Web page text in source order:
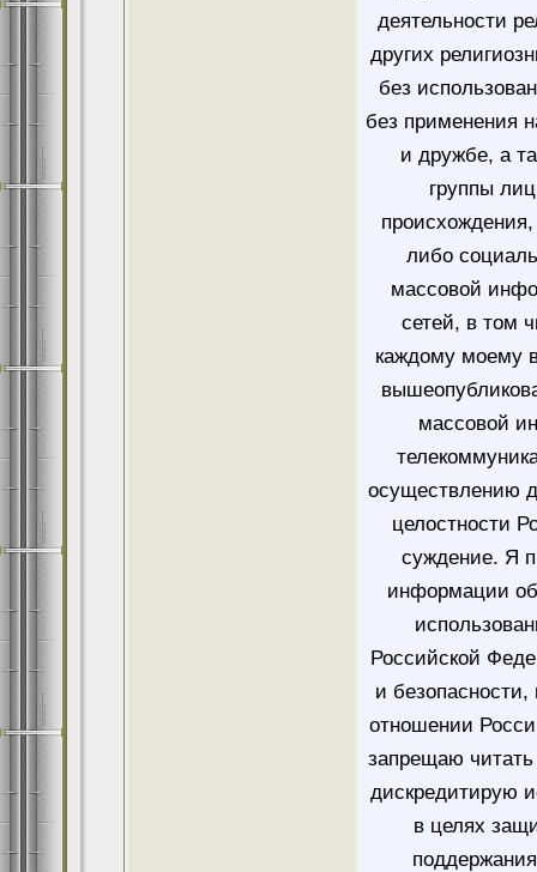
деятельности
других
без
без применения
и дружбе, а
группы
либо
массовой
сетей, в том
каждому моему
массовой
осуществлению
целостности
суждение. Я
информации
Российской
и безопасности,
отношении
запрещаю читать
дискредитирую
в целях